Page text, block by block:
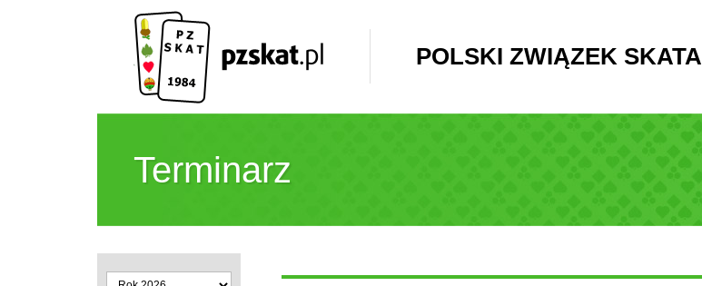
POLSKI ZWIĄZEK SKATA
Terminarz